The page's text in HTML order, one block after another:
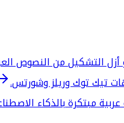
التشكيل من النصوص
تيك توك وريلز وشورتس.
مبتكرة بالذكاء